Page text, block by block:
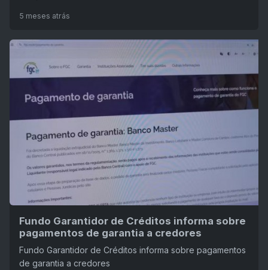
5 meses atrás
Fundo Garantidor de Créditos informa sobre
pagamentos de garantia a credores
Fundo Garantidor de Créditos informa sobre pagamentos
de garantia a credores